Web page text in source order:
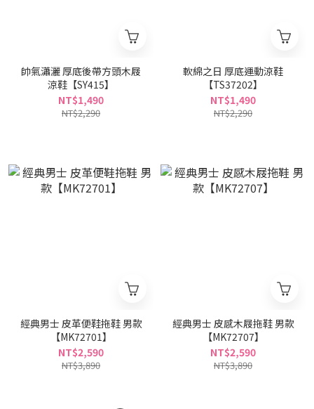
帥氣瀟灑 厚底後帶方頭木屐
涼鞋【SY415】
NT$1,490
NT$2,290
軟綿之日 厚底運動涼鞋
【TS37202】
NT$1,490
NT$2,290
經典男士 皮革便鞋拖鞋 男款
【MK72701】
NT$2,590
NT$3,890
經典男士 皮感木屐拖鞋 男款
【MK72707】
NT$2,590
NT$3,890